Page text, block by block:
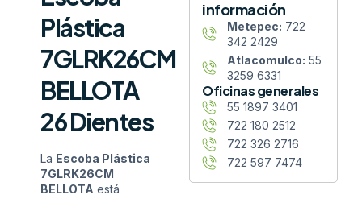
Plástica
7GLRK26CM
BELLOTA
26 Dientes
La Escoba Plástica
7GLRK26CM
BELLOTA está
información
Metepec: 722
342 2429
Atlacomulco: 55
3259 6331
Oficinas generales
55 1897 3401
722 180 2512
722 326 2716
722 597 7474